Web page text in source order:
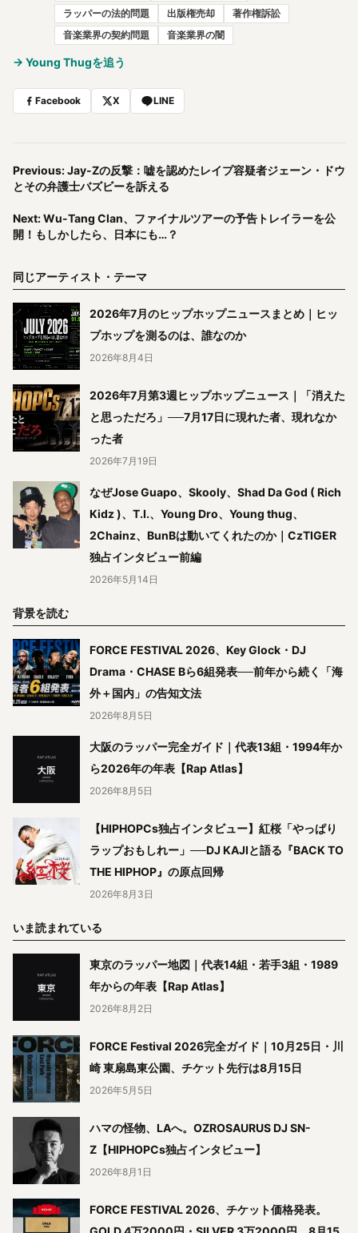
ラッパーの法的問題
出版権売却
著作権訴訟
音楽業界の契約問題
音楽業界の闇
→ Young Thugを追う
Facebook X LINE
Previous: Jay-Zの反撃：嘘を認めたレイプ容疑者ジェーン・ドウ
とその弁護士バズビーを訴える
Next: Wu-Tang Clan、ファイナルツアーの予告トレイラーを公
開！もしかしたら、日本にも…？
同じアーティスト・テーマ
2026年7月のヒップホップニュースまとめ｜ヒッ
プホップを測るのは、誰なのか
2026年8月4日
2026年7月第3週ヒップホップニュース｜「消えた
と思っただろ」──7月17日に現れた者、現れなか
った者
2026年7月19日
なぜJose Guapo、Skooly、Shad Da God ( Rich
Kidz )、T.I.、Young Dro、Young thug、
2Chainz、BunBは動いてくれたのか｜CzTIGER
独占インタビュー前編
2026年5月14日
背景を読む
FORCE FESTIVAL 2026、Key Glock・DJ
Drama・CHASE Bら6組発表──前年から続く「海
外＋国内」の告知文法
2026年8月5日
大阪のラッパー完全ガイド｜代表13組・1994年か
ら2026年の年表【Rap Atlas】
2026年8月5日
【HIPHOPCs独占インタビュー】紅桜「やっぱり
ラップおもしれー」──DJ KAJIと語る『BACK TO
THE HIPHOP』の原点回帰
2026年8月3日
いま読まれている
東京のラッパー地図｜代表14組・若手3組・1989
年からの年表【Rap Atlas】
2026年8月2日
FORCE Festival 2026完全ガイド｜10月25日・川
崎 東扇島東公園、チケット先行は8月15日
2026年5月5日
ハマの怪物、LAへ。OZROSAURUS DJ SN-
Z【HIPHOPCs独占インタビュー】
2026年8月1日
FORCE FESTIVAL 2026、チケット価格発表。